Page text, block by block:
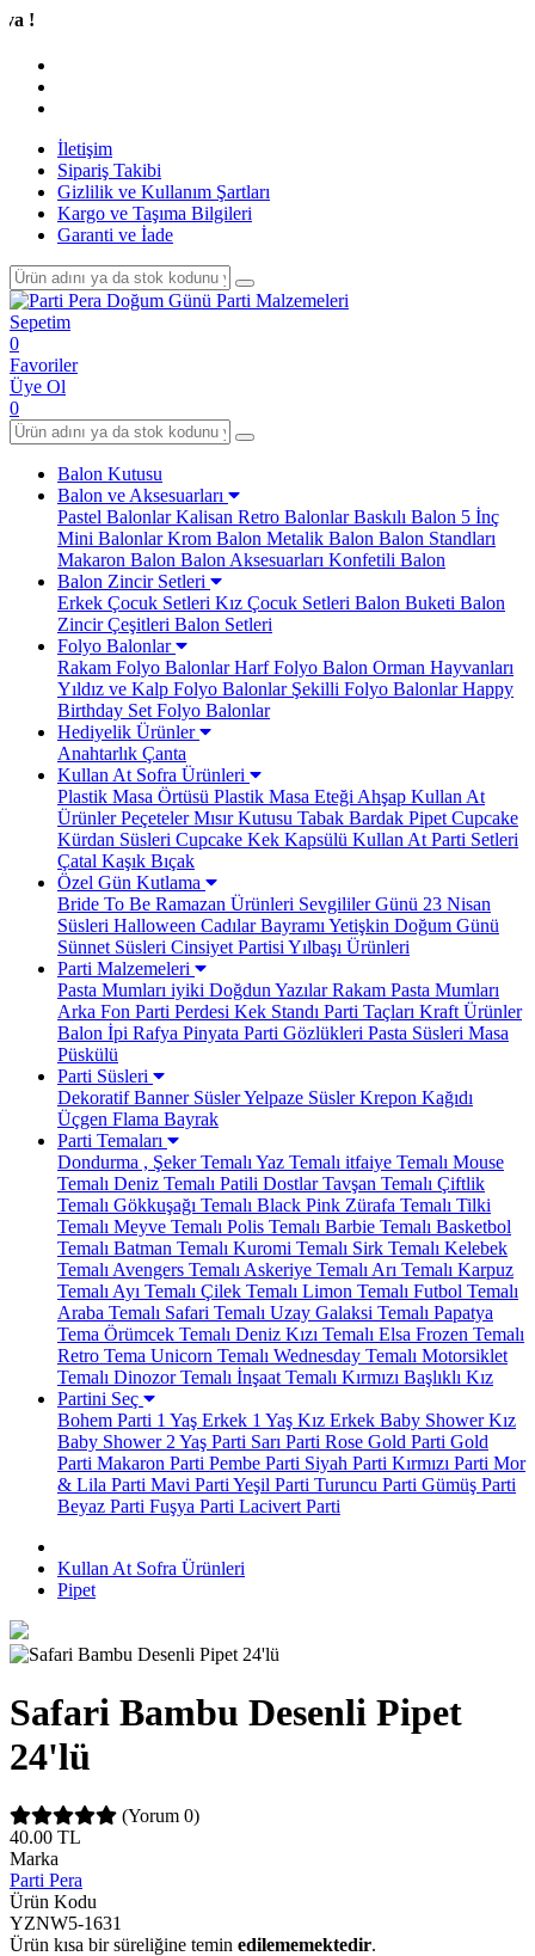
İletişim
Sipariş Takibi
Gizlilik ve Kullanım Şartları
Kargo ve Taşıma Bilgileri
Garanti ve İade
Sepetim
0
Favoriler
Üye Ol
0
Balon Kutusu
Balon ve Aksesuarları
Pastel BalonlarKalisan Retro BalonlarBaskılı Balon 5 İnç
Mini BalonlarKrom Balon Metalik Balon Balon Standları
Makaron Balon Balon Aksesuarları Konfetili Balon
Balon Zincir Setleri
Erkek Çocuk Setleri Kız Çocuk Setleri Balon Buketi Balon
Zincir Çeşitleri Balon Setleri
Folyo Balonlar
Rakam Folyo BalonlarHarf Folyo Balon Orman Hayvanları
Yıldız ve Kalp Folyo BalonlarŞekilli Folyo BalonlarHappy
Birthday Set Folyo Balonlar
Hediyelik Ürünler
Anahtarlık Çanta
Kullan At Sofra Ürünleri
Plastik Masa Örtüsü Plastik Masa Eteği Ahşap Kullan At
ÜrünlerPeçetelerMısır Kutusu Tabak Bardak Pipet Cupcake
Kürdan Süsleri Cupcake Kek Kapsülü Kullan At Parti Setleri
Çatal Kaşık Bıçak
Özel Gün Kutlama
Bride To Be Ramazan Ürünleri Sevgililer Günü 23 Nisan
Süsleri Halloween Cadılar Bayramı Yetişkin Doğum Günü
Sünnet Süsleri Cinsiyet Partisi Yılbaşı Ürünleri
Parti Malzemeleri
Pasta Mumları iyiki Doğdun YazılarRakam Pasta Mumları
Arka Fon Parti Perdesi Kek Standı Parti Taçları Kraft Ürünler
Balon İpi Rafya Pinyata Parti Gözlükleri Pasta Süsleri Masa
Püskülü
Parti Süsleri
Dekoratif Banner SüslerYelpaze SüslerKrepon Kağıdı
Üçgen Flama Bayrak
Parti Temaları
Dondurma , Şeker Temalı Yaz Temalı itfaiye Temalı Mouse
Temalı Deniz Temalı Patili DostlarTavşan Temalı Çiftlik
Temalı Gökkuşağı Temalı Black Pink Zürafa Temalı Tilki
Temalı Meyve Temalı Polis Temalı Barbie Temalı Basketbol
Temalı Batman Temalı Kuromi Temalı Sirk Temalı Kelebek
Temalı Avengers Temalı Askeriye Temalı Arı Temalı Karpuz
Temalı Ayı Temalı Çilek Temalı Limon Temalı Futbol Temalı
Araba Temalı Safari Temalı Uzay Galaksi Temalı Papatya
Tema Örümcek Temalı Deniz Kızı Temalı Elsa Frozen Temalı
Retro Tema Unicorn Temalı Wednesday Temalı Motorsiklet
Temalı Dinozor Temalı İnşaat Temalı Kırmızı Başlıklı Kız
Partini Seç
Bohem Parti 1 Yaş Erkek 1 Yaş Kız Erkek Baby ShowerKız
Baby Shower2 Yaş Parti Sarı Parti Rose Gold Parti Gold
Parti Makaron Parti Pembe Parti Siyah Parti Kırmızı Parti Mor
& Lila Parti Mavi Parti Yeşil Parti Turuncu Parti Gümüş Parti
Beyaz Parti Fuşya Parti Lacivert Parti
Kullan At Sofra Ürünleri
Pipet
Safari Bambu Desenli Pipet
24'lü
(Yorum 0)
40.00 TL
Marka
Parti Pera
Ürün Kodu
YZNW5-1631
Ürün kısa bir süreliğine temin edilememektedir.